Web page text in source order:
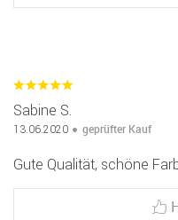
Sabine S.
13.06.2020 geprüfter Kauf
Gute Qualität, schöne